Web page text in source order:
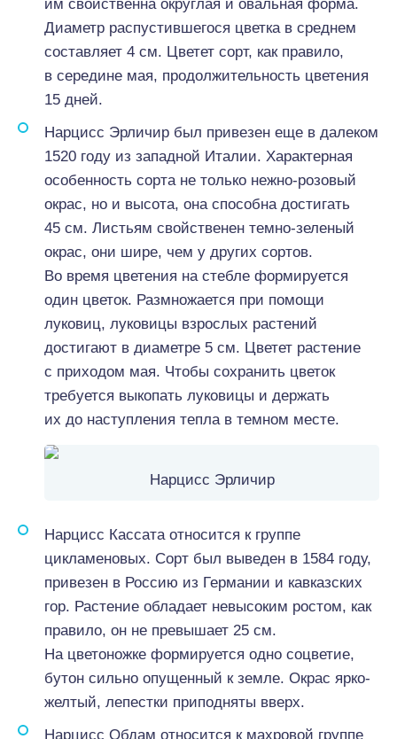
им свойственна округлая и овальная форма.
Диаметр распустившегося цветка в среднем
составляет 4 см. Цветет сорт, как правило,
в середине мая, продолжительность цветения
15 дней.
Нарцисс Эрличир был привезен еще в далеком
1520 году из западной Италии. Характерная
особенность сорта не только нежно-розовый
окрас, но и высота, она способна достигать
45 см. Листьям свойственен темно-зеленый
окрас, они шире, чем у других сортов.
Во время цветения на стебле формируется
один цветок. Размножается при помощи
луковиц, луковицы взрослых растений
достигают в диаметре 5 см. Цветет растение
с приходом мая. Чтобы сохранить цветок
требуется выкопать луковицы и держать
их до наступления тепла в темном месте.
Нарцисс Эрличир
Нарцисс Кассата относится к группе
цикламеновых. Сорт был выведен в 1584 году,
привезен в Россию из Германии и кавказских
гор. Растение обладает невысоким ростом, как
правило, он не превышает 25 см.
На цветоножке формируется одно соцветие,
бутон сильно опущенный к земле. Окрас ярко-
желтый, лепестки приподняты вверх.
Нарцисс Обдам относится к махровой группе